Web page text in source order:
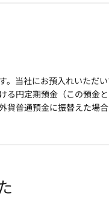
。当社にお預入れいただ
る円定期預金（この預金
貨普通預金に振替えた場